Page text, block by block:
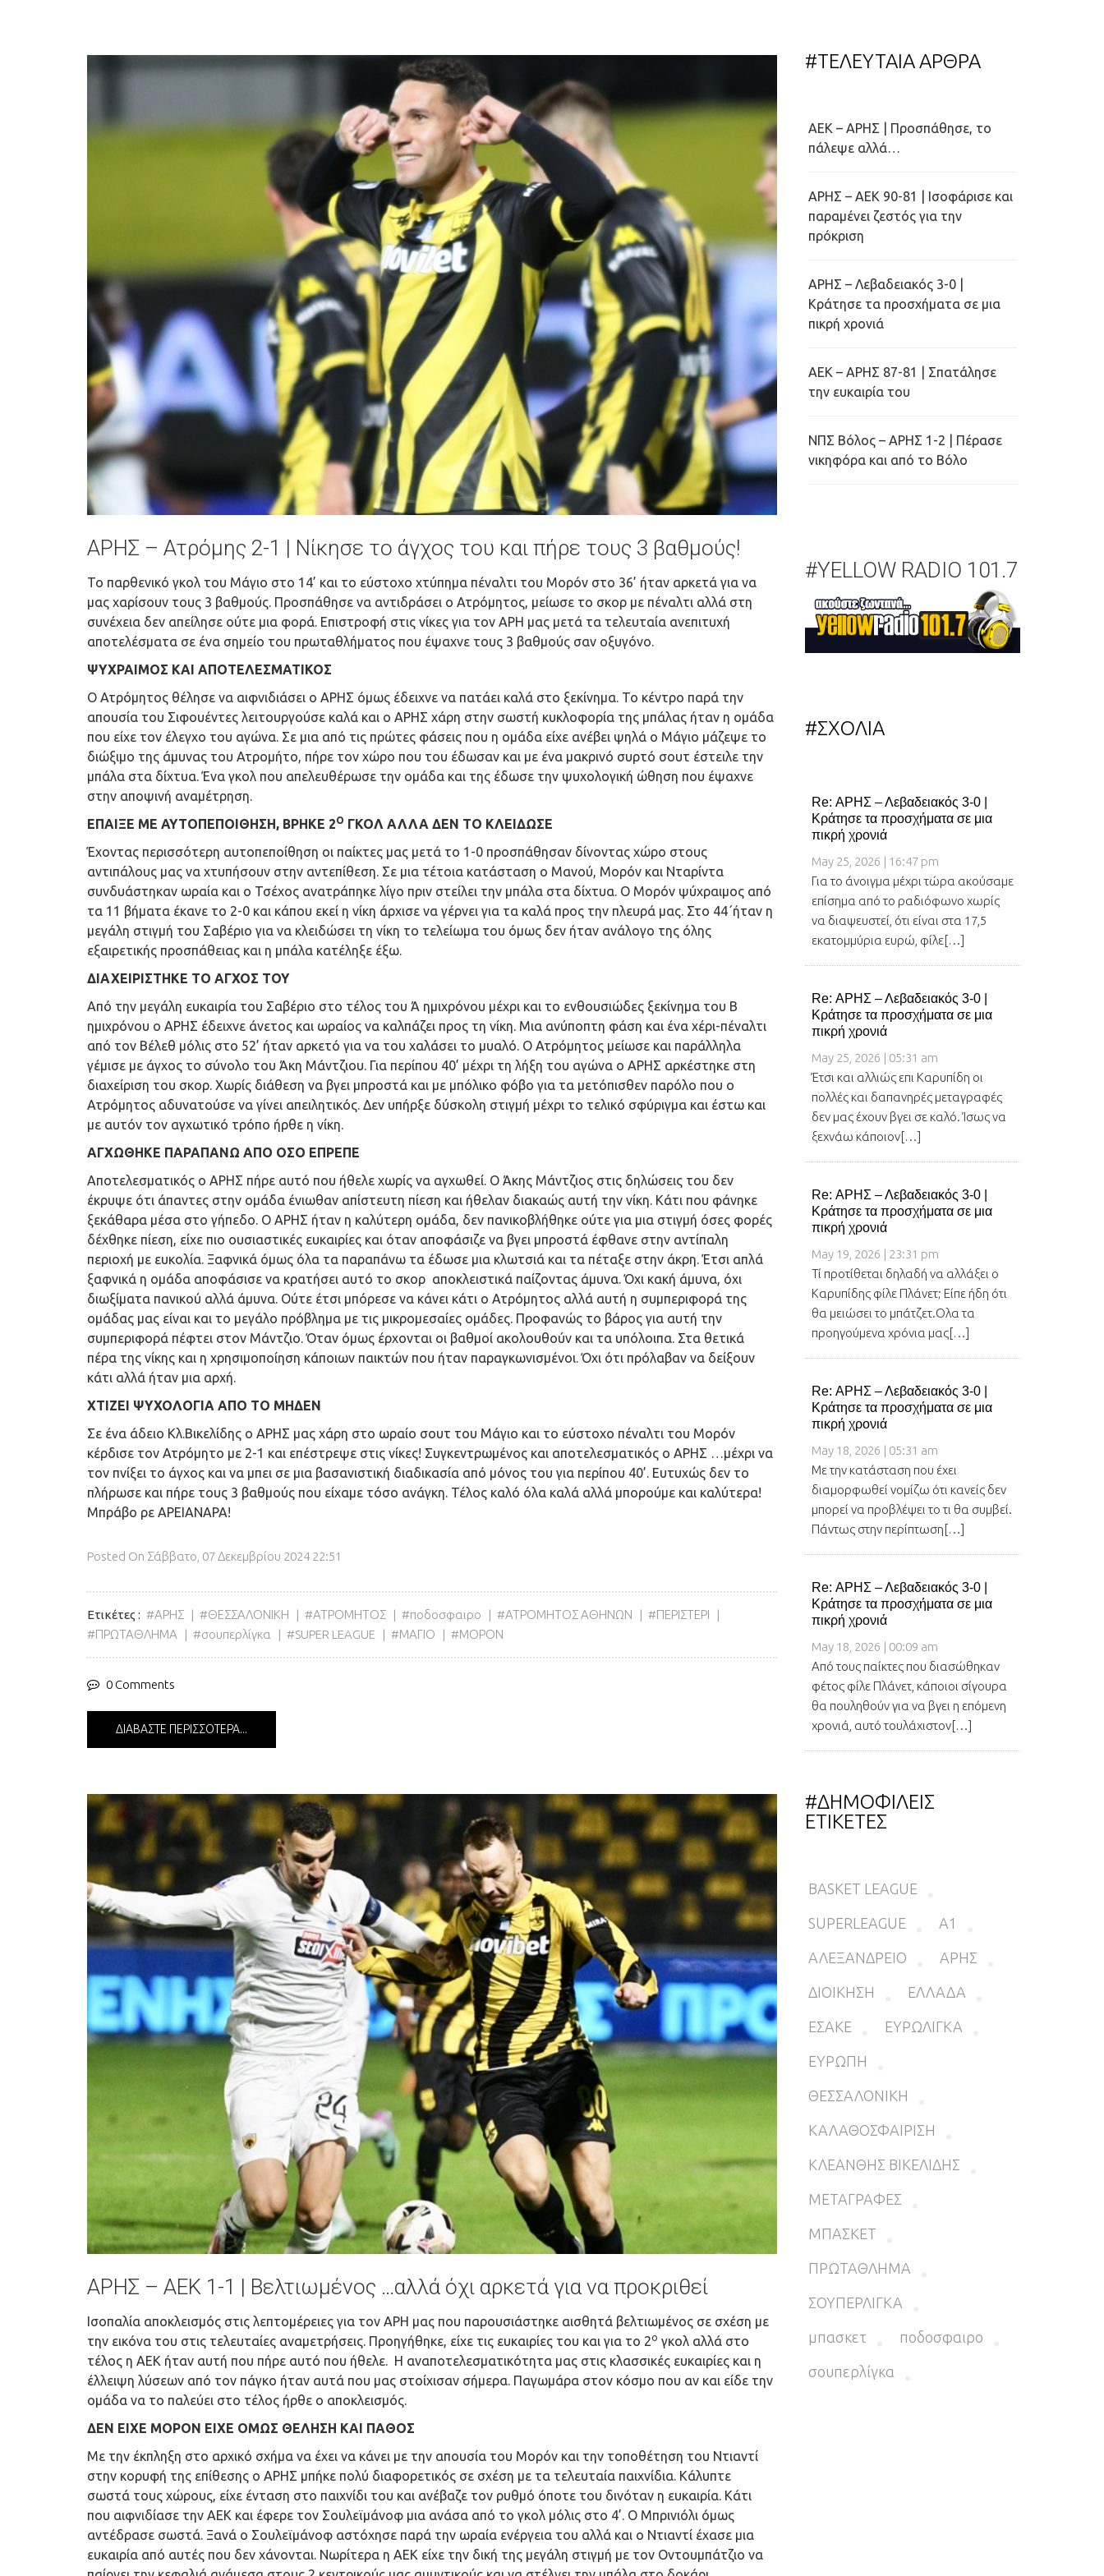
ΑΡΗΣ – Ατρόμης 2-1 | Νίκησε το άγχος του και πήρε τους 3 βαθμούς!
Το παρθενικό γκολ του Μάγιο στο 14’ και το εύστοχο χτύπημα πέναλτι του Μορόν στο 36’ ήταν αρκετά για να
μας χαρίσουν τους 3 βαθμούς. Προσπάθησε να αντιδράσει ο Ατρόμητος, μείωσε το σκορ με πέναλτι αλλά στη
συνέχεια δεν απείλησε ούτε μια φορά. Επιστροφή στις νίκες για τον ΑΡΗ μας μετά τα τελευταία ανεπιτυχή
αποτελέσματα σε ένα σημείο του πρωταθλήματος που έψαχνε τους 3 βαθμούς σαν οξυγόνο.
ΨΥΧΡΑΙΜΟΣ ΚΑΙ ΑΠΟΤΕΛΕΣΜΑΤΙΚΟΣ
Ο Ατρόμητος θέλησε να αιφνιδιάσει ο ΑΡΗΣ όμως έδειχνε να πατάει καλά στο ξεκίνημα. Το κέντρο παρά την
απουσία του Σιφουέντες λειτουργούσε καλά και ο ΑΡΗΣ χάρη στην σωστή κυκλοφορία της μπάλας ήταν η ομάδα
που είχε τον έλεγχο του αγώνα. Σε μια από τις πρώτες φάσεις που η ομάδα είχε ανέβει ψηλά ο Μάγιο μάζεψε το
διώξιμο της άμυνας του Ατρομήτο, πήρε τον χώρο που του έδωσαν και με ένα μακρινό συρτό σουτ έστειλε την
μπάλα στα δίχτυα. Ένα γκολ που απελευθέρωσε την ομάδα και της έδωσε την ψυχολογική ώθηση που έψαχνε
στην αποψινή αναμέτρηση.
ΕΠΑΙΞΕ ΜΕ ΑΥΤΟΠΕΠΟΙΘΗΣΗ, ΒΡΗΚΕ 2Ο ΓΚΟΛ ΑΛΛΑ ΔΕΝ ΤΟ ΚΛΕΙΔΩΣΕ
Έχοντας περισσότερη αυτοπεποίθηση οι παίκτες μας μετά το 1-0 προσπάθησαν δίνοντας χώρο στους
αντιπάλους μας να χτυπήσουν στην αντεπίθεση. Σε μια τέτοια κατάσταση ο Μανού, Μορόν και Νταρίντα
συνδυάστηκαν ωραία και ο Τσέχος ανατράπηκε λίγο πριν στείλει την μπάλα στα δίχτυα. Ο Μορόν ψύχραιμος από
τα 11 βήματα έκανε το 2-0 και κάπου εκεί η νίκη άρχισε να γέρνει για τα καλά προς την πλευρά μας. Στο 44΄ήταν η
μεγάλη στιγμή του Σαβέριο για να κλειδώσει τη νίκη το τελείωμα του όμως δεν ήταν ανάλογο της όλης
εξαιρετικής προσπάθειας και η μπάλα κατέληξε έξω.
ΔΙΑΧΕΙΡΙΣΤΗΚΕ ΤΟ ΑΓΧΟΣ ΤΟΥ
Από την μεγάλη ευκαιρία του Σαβέριο στο τέλος του Ά ημιχρόνου μέχρι και το ενθουσιώδες ξεκίνημα του Β
ημιχρόνου ο ΑΡΗΣ έδειχνε άνετος και ωραίος να καλπάζει προς τη νίκη. Μια ανύποπτη φάση και ένα χέρι-πέναλτι
από τον Βέλεθ μόλις στο 52’ ήταν αρκετό για να του χαλάσει το μυαλό. Ο Ατρόμητος μείωσε και παράλληλα
γέμισε με άγχος το σύνολο του Άκη Μάντζιου. Για περίπου 40’ μέχρι τη λήξη του αγώνα ο ΑΡΗΣ αρκέστηκε στη
διαχείριση του σκορ. Χωρίς διάθεση να βγει μπροστά και με μπόλικο φόβο για τα μετόπισθεν παρόλο που ο
Ατρόμητος αδυνατούσε να γίνει απειλητικός. Δεν υπήρξε δύσκολη στιγμή μέχρι το τελικό σφύριγμα και έστω και
με αυτόν τον αγχωτικό τρόπο ήρθε η νίκη.
ΑΓΧΩΘΗΚΕ ΠΑΡΑΠΑΝΩ ΑΠΟ ΟΣΟ ΕΠΡΕΠΕ
Αποτελεσματικός ο ΑΡΗΣ πήρε αυτό που ήθελε χωρίς να αγχωθεί. Ο Άκης Μάντζιος στις δηλώσεις του δεν
έκρυψε ότι άπαντες στην ομάδα ένιωθαν απίστευτη πίεση και ήθελαν διακαώς αυτή την νίκη. Κάτι που φάνηκε
ξεκάθαρα μέσα στο γήπεδο. Ο ΑΡΗΣ ήταν η καλύτερη ομάδα, δεν πανικοβλήθηκε ούτε για μια στιγμή όσες φορές
δέχθηκε πίεση, είχε πιο ουσιαστικές ευκαιρίες και όταν αποφάσιζε να βγει μπροστά έφθανε στην αντίπαλη
περιοχή με ευκολία. Ξαφνικά όμως όλα τα παραπάνω τα έδωσε μια κλωτσιά και τα πέταξε στην άκρη. Έτσι απλά
ξαφνικά η ομάδα αποφάσισε να κρατήσει αυτό το σκορ αποκλειστικά παίζοντας άμυνα. Όχι κακή άμυνα, όχι
διωξίματα πανικού αλλά άμυνα. Ούτε έτσι μπόρεσε να κάνει κάτι ο Ατρόμητος αλλά αυτή η συμπεριφορά της
ομάδας μας είναι και το μεγάλο πρόβλημα με τις μικρομεσαίες ομάδες. Προφανώς το βάρος για αυτή την
συμπεριφορά πέφτει στον Μάντζιο. Όταν όμως έρχονται οι βαθμοί ακολουθούν και τα υπόλοιπα. Στα θετικά
πέρα της νίκης και η χρησιμοποίηση κάποιων παικτών που ήταν παραγκωνισμένοι. Όχι ότι πρόλαβαν να δείξουν
κάτι αλλά ήταν μια αρχή.
ΧΤΙΖΕΙ ΨΥΧΟΛΟΓΙΑ ΑΠΟ ΤΟ ΜΗΔΕΝ
Σε ένα άδειο Κλ.Βικελίδης ο ΑΡΗΣ μας χάρη στο ωραίο σουτ του Μάγιο και το εύστοχο πέναλτι του Μορόν
κέρδισε τον Ατρόμητο με 2-1 και επέστρεψε στις νίκες! Συγκεντρωμένος και αποτελεσματικός ο ΑΡΗΣ …μέχρι να
τον πνίξει το άγχος και να μπει σε μια βασανιστική διαδικασία από μόνος του για περίπου 40’. Ευτυχώς δεν το
πλήρωσε και πήρε τους 3 βαθμούς που είχαμε τόσο ανάγκη. Τέλος καλό όλα καλά αλλά μπορούμε και καλύτερα!
Μπράβο ρε ΑΡΕΙΑΝΑΡΑ!
Posted On Σάββατο, 07 Δεκεμβρίου 2024 22:51
Ετικέτες ΑΡΗΣ ΘΕΣΣΑΛΟΝΙΚΗ ΑΤΡΟΜΗΤΟΣ ποδοσφαιρο ΑΤΡΟΜΗΤΟΣ ΑΘΗΝΩΝ
ΠΕΡΙΣΤΕΡΙ
ΠΡΩΤΑΘΛΗΜΑ
σουπερλίγκα SUPER LEAGUE ΜΑΓΙΟ ΜΟΡΟΝ
0 Comments
ΔΙΑΒΆΣΤΕ ΠΕΡΙΣΣΌΤΕΡΑ...
ΑΡΗΣ – ΑΕΚ 1-1 | Βελτιωμένος …αλλά όχι αρκετά για να προκριθεί
Ισοπαλία αποκλεισμός στις λεπτομέρειες για τον ΑΡΗ μας που παρουσιάστηκε αισθητά βελτιωμένος σε σχέση με
την εικόνα του στις τελευταίες αναμετρήσεις. Προηγήθηκε, είχε τις ευκαιρίες του και για το 2ο γκολ αλλά στο
τέλος η ΑΕΚ ήταν αυτή που πήρε αυτό που ήθελε. Η αναποτελεσματικότητα μας στις κλασσικές ευκαιρίες και η
έλλειψη λύσεων από τον πάγκο ήταν αυτά που μας στοίχισαν σήμερα. Παγωμάρα στον κόσμο που αν και είδε την
ομάδα να το παλεύει στο τέλος ήρθε ο αποκλεισμός.
ΔΕΝ ΕΙΧΕ ΜΟΡΟΝ ΕΙΧΕ ΟΜΩΣ ΘΕΛΗΣΗ ΚΑΙ ΠΑΘΟΣ
Με την έκπληξη στο αρχικό σχήμα να έχει να κάνει με την απουσία του Μορόν και την τοποθέτηση του Ντιαντί
στην κορυφή της επίθεσης ο ΑΡΗΣ μπήκε πολύ διαφορετικός σε σχέση με τα τελευταία παιχνίδια. Κάλυπτε
σωστά τους χώρους, είχε ένταση στο παιχνίδι του και ανέβαζε τον ρυθμό όποτε του δινόταν η ευκαιρία. Κάτι
που αιφνιδίασε την ΑΕΚ και έφερε τον Σουλεϊμάνοφ μια ανάσα από το γκολ μόλις στο 4’. Ο Μπρινιόλι όμως
αντέδρασε σωστά. Ξανά ο Σουλεϊμάνοφ αστόχησε παρά την ωραία ενέργεια του αλλά και ο Ντιαντί έχασε μια
ευκαιρία από αυτές που δεν χάνονται. Νωρίτερα η ΑΕΚ είχε την δική της μεγάλη στιγμή με τον Οντουμπάτζιο να
#ΤΕΛΕΥΤΑΙΑ ΑΡΘΡΑ
ΑΕΚ – ΑΡΗΣ | Προσπάθησε, το
πάλεψε αλλά…
ΑΡΗΣ – ΑΕΚ 90-81 | Ισοφάρισε και
παραμένει ζεστός για την
πρόκριση
ΑΡΗΣ – Λεβαδειακός 3-0 |
Κράτησε τα προσχήματα σε μια
πικρή χρονιά
ΑΕΚ – ΑΡΗΣ 87-81 | Σπατάλησε
την ευκαιρία του
ΝΠΣ Βόλος – ΑΡΗΣ 1-2 | Πέρασε
νικηφόρα και από το Βόλο
#YELLOW RADIO 101.7
#ΣΧΟΛΙΑ
Re: ΑΡΗΣ – Λεβαδειακός 3-0 |
Κράτησε τα προσχήματα σε μια
πικρή χρονιά
May 25, 2026 | 16:47 pm
Για το άνοιγμα μέχρι τώρα ακούσαμε
επίσημα από το ραδιόφωνο χωρίς
να διαψευστεί, ότι είναι στα 17,5
εκατομμύρια ευρώ, φίλε[…]
Re: ΑΡΗΣ – Λεβαδειακός 3-0 |
Κράτησε τα προσχήματα σε μια
πικρή χρονιά
May 25, 2026 | 05:31 am
Έτσι και αλλιώς επι Καρυπίδη οι
πολλές και δαπανηρές μεταγραφές
δεν μας έχουν βγει σε καλό. Ίσως να
ξεχνάω κάποιον[…]
Re: ΑΡΗΣ – Λεβαδειακός 3-0 |
Κράτησε τα προσχήματα σε μια
πικρή χρονιά
May 19, 2026 | 23:31 pm
Τί προτίθεται δηλαδή να αλλάξει ο
Καρυπίδης φίλε Πλάνετ; Είπε ήδη ότι
θα μειώσει το μπάτζετ.Ολα τα
προηγούμενα χρόνια μας[…]
Re: ΑΡΗΣ – Λεβαδειακός 3-0 |
Κράτησε τα προσχήματα σε μια
πικρή χρονιά
May 18, 2026 | 05:31 am
Με την κατάσταση που έχει
διαμορφωθεί νομίζω ότι κανείς δεν
μπορεί να προβλέψει το τι θα συμβεί.
Πάντως στην περίπτωση[…]
Re: ΑΡΗΣ – Λεβαδειακός 3-0 |
Κράτησε τα προσχήματα σε μια
πικρή χρονιά
May 18, 2026 | 00:09 am
Από τους παίκτες που διασώθηκαν
φέτος φίλε Πλάνετ, κάποιοι σίγουρα
θα πουληθούν για να βγει η επόμενη
χρονιά, αυτό τουλάχιστον[…]
#ΔΗΜΟΦΙΛΕΙΣ
ΕΤΙΚΕΤΕΣ
BASKET LEAGUE
SUPERLEAGUE Α1
ΑΛΕΞΑΝΔΡΕΙΟ ΑΡΗΣ
ΔΙΟΙΚΗΣΗ ΕΛΛΑΔΑ
ΕΣΑΚΕ ΕΥΡΩΛΙΓΚΑ
ΕΥΡΩΠΗ
ΘΕΣΣΑΛΟΝΙΚΗ
ΚΑΛΑΘΟΣΦΑΙΡΙΣΗ
ΚΛΕΑΝΘΗΣ ΒΙΚΕΛΙΔΗΣ
ΜΕΤΑΓΡΑΦΕΣ
ΜΠΑΣΚΕΤ
ΠΡΩΤΑΘΛΗΜΑ
ΣΟΥΠΕΡΛΙΓΚΑ
μπασκετ ποδοσφαιρο
σουπερλίγκα